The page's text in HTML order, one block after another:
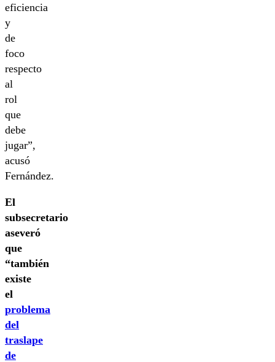
eficiencia
y
de
foco
respecto
al
rol
que
debe
jugar”,
acusó
Fernández.
El
subsecretario
aseveró
que
“también
existe
el
problema
del
traslape
de